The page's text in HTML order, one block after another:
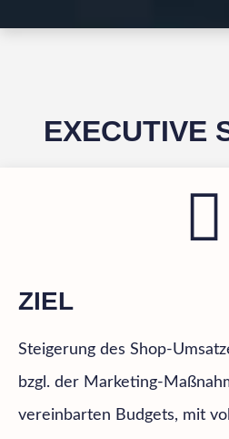
EXECUTIVE
ZIEL
Steigerung des Shop-
bzgl. der Marketing-
vereinbarten Budgets, mit